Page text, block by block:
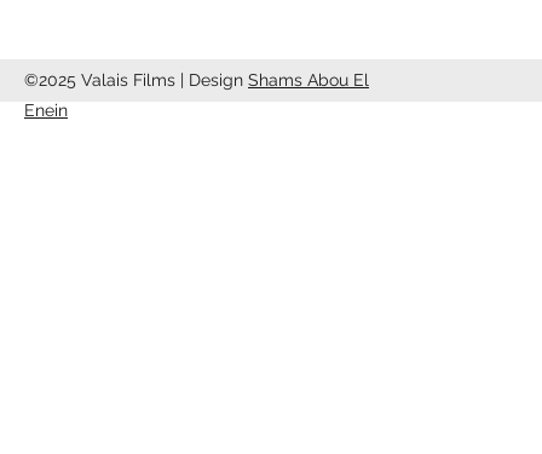
©2025 Valais Films | Design Shams Abou El
Enein